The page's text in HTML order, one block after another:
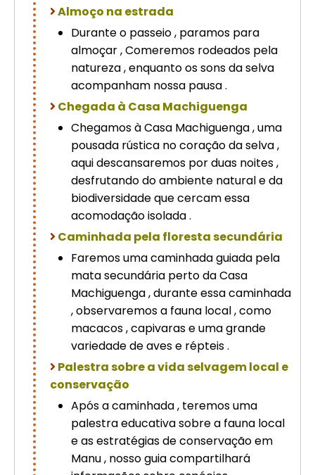
Almoço na estrada
Durante o passeio , paramos para
almoçar , Comeremos rodeados pela
natureza , enquanto os sons da selva
acompanham nossa pausa .
Chegada à Casa Machiguenga
Chegamos à Casa Machiguenga , uma
pousada rústica no coração da selva ,
aqui descansaremos por duas noites ,
desfrutando do ambiente natural e da
biodiversidade que cercam essa
acomodação isolada .
Caminhada pela floresta secundária
Faremos uma caminhada guiada pela
mata secundária perto da Casa
Machiguenga , durante essa caminhada
, observaremos a fauna local , como
macacos , capivaras e uma grande
variedade de aves e répteis .
Palestra sobre a vida selvagem local e
conservação
Após a caminhada , teremos uma
palestra educativa sobre a fauna local
e as estratégias de conservação em
Manu , nosso guia compartilhará